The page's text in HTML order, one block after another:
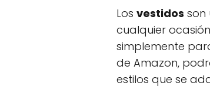
Los vestidos son
cualquier
simplemente
de Amazon,
estilos que se